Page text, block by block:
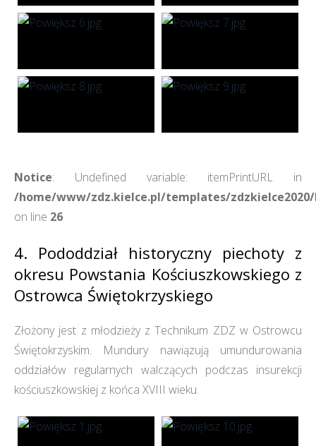
Notice: Undefined variable: itemPrintURL in
/home/www/zdz.kielce.pl/templates/
on line 26
4. Pododdział historyczny piechoty z
okresu Powstania Kościuszkowskiego z
Ostrowca Świętokrzyskiego
Złożony jest z młodzieży z Technikum ZDZ w Ostrowcu
Świętokrzyskim. Mundury nawiązują umundurowania
oddziałów regularnych walczących podczas insurekcji
kościuszkowskiej z końca XVIII wieku.